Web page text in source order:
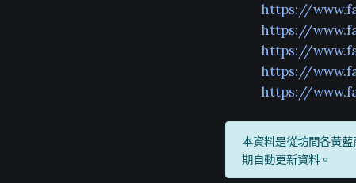
https://
https://
https://
https://
https://
本資料是從坊間各黃
期自動更新資料。